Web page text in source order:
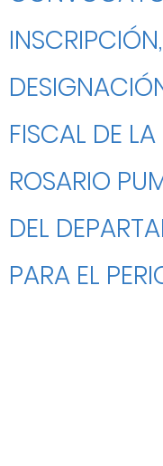
FISCAL DE LA
ROSARIO
DEL
PARA EL